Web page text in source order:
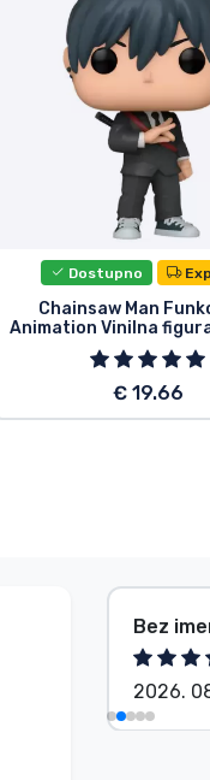
Dostupno
Chainsaw Man
Animation Vinilna
€ 19.66
Bez
2026.